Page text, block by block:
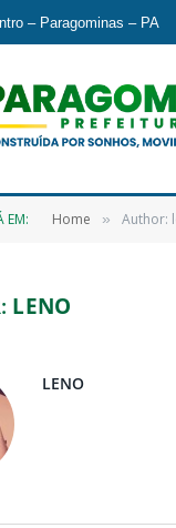
– Paragominas – PA
EM: Home » Author:
LENO
LENO